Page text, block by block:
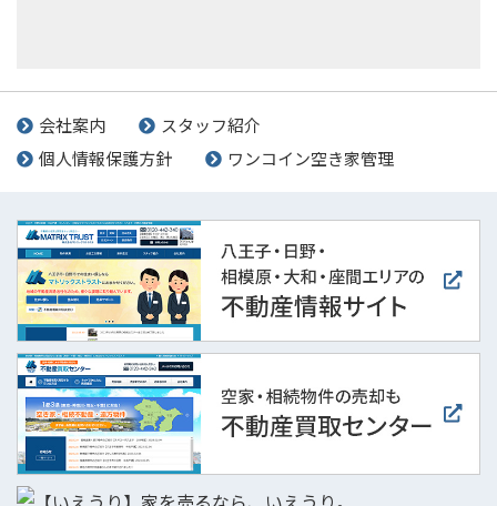
会社案内
スタッフ紹介
個人情報保護方針
ワンコイン空き家管理